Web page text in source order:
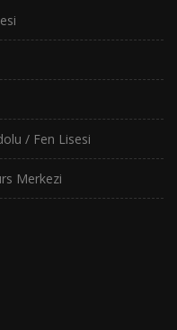
/ Fen Lisesi
Merkezi